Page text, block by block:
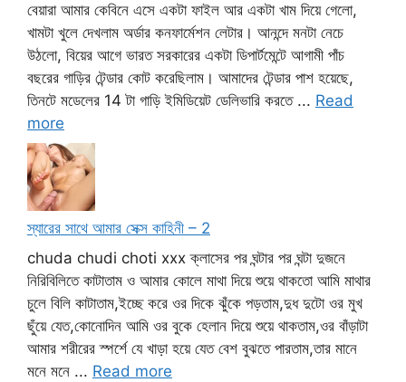
বেয়ারা আমার কেবিনে এসে একটা ফাইল আর একটা খাম দিয়ে গেলো,
খামটা খুলে দেখলাম অর্ডার কনফার্মেশন লেটার। আনন্দে মনটা নেচে
উঠলো, বিয়ের আগে ভারত সরকারের একটা ডিপার্টমেন্টে আগামী পাঁচ
বছরের গাড়ির টেন্ডার কোট করেছিলাম। আমাদের টেন্ডার পাশ হয়েছে,
তিনটে মডেলের 14 টা গাড়ি ইমিডিয়েট ডেলিভারি করতে ... Read
more
স্যারের সাথে আমার সেক্স কাহিনী – 2
chuda chudi choti xxx ক্লাসের পর ঘন্টার পর ঘন্টা দুজনে
নিরিবিলিতে কাটাতাম ও আমার কোলে মাথা দিয়ে শুয়ে থাকতো আমি মাথার
চুলে বিলি কাটাতাম,ইচ্ছে করে ওর দিকে ঝুঁকে পড়তাম,দুধ দুটো ওর মুখ
ছুঁয়ে যেত,কোনোদিন আমি ওর বুকে হেলান দিয়ে শুয়ে থাকতাম,ওর বাঁড়াটা
আমার শরীরের স্পর্শে যে খাড়া হয়ে যেত বেশ বুঝতে পারতাম,তার মানে
মনে মনে ... Read more